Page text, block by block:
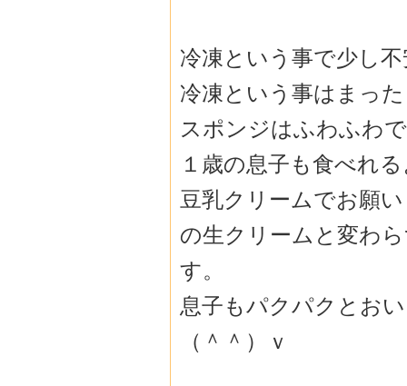
冷凍という事で少し
冷凍という事はまっ
スポンジはふわふわ
１歳の息子も食べれ
豆乳クリームでお願
の生クリームと変わ
す。
息子もパクパクとお
（＾＾）ｖ